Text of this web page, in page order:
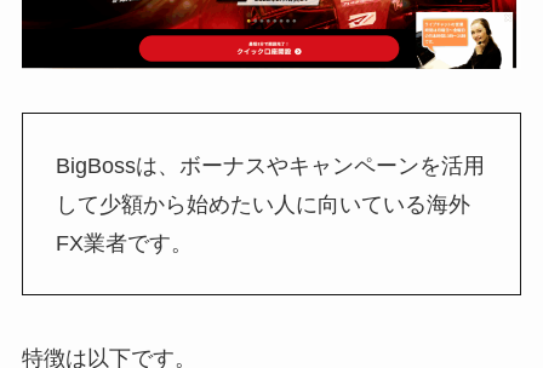
BigBossは、ボーナスやキャンペーンを活用
して少額から始めたい人に向いている海外
FX業者です。
特徴は以下です。